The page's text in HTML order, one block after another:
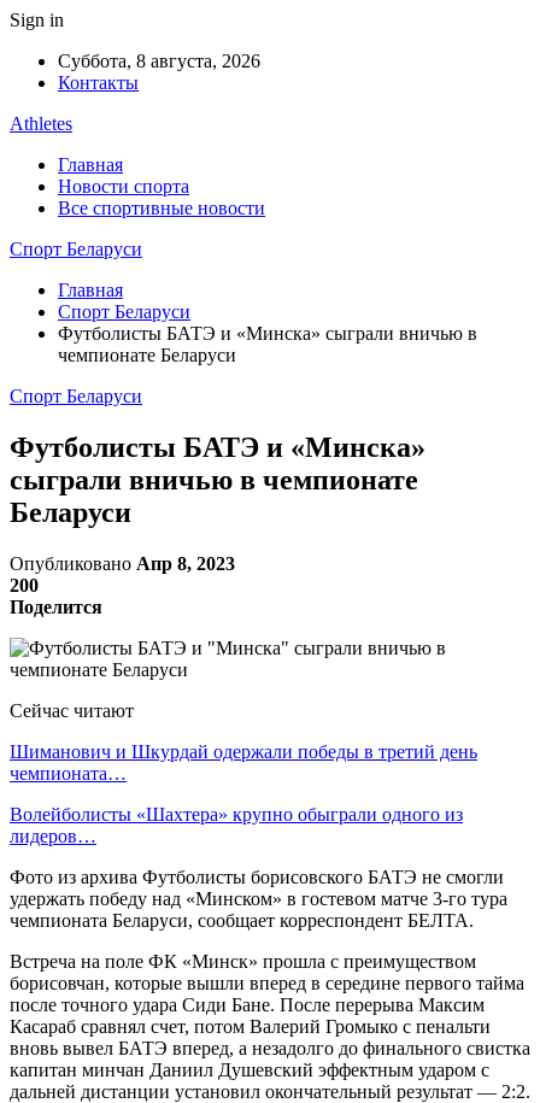
Sign in
Суббота, 8 августа, 2026
Контакты
Athletes
Главная
Новости спорта
Все спортивные новости
Спорт Беларуси
Главная
Спорт Беларуси
Футболисты БАТЭ и «Минска» сыграли вничью в
чемпионате Беларуси
Спорт Беларуси
Футболисты БАТЭ и «Минска»
сыграли вничью в чемпионате
Беларуси
Опубликовано Апр 8, 2023
200
Поделится
Сейчас читают
Шиманович и Шкурдай одержали победы в третий день
чемпионата…
Волейболисты «Шахтера» крупно обыграли одного из
лидеров…
Фото из архива Футболисты борисовского БАТЭ не смогли
удержать победу над «Минском» в гостевом матче 3-го тура
чемпионата Беларуси, сообщает корреспондент БЕЛТА.
Встреча на поле ФК «Минск» прошла с преимуществом
борисовчан, которые вышли вперед в середине первого тайма
после точного удара Сиди Бане. После перерыва Максим
Касараб сравнял счет, потом Валерий Громыко с пенальти
вновь вывел БАТЭ вперед, а незадолго до финального свистка
капитан минчан Даниил Душевский эффектным ударом с
дальней дистанции установил окончательный результат — 2:2.